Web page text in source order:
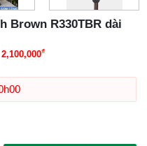
Brown R330TBR dài
2,100,000₫Giá hiện tại là: